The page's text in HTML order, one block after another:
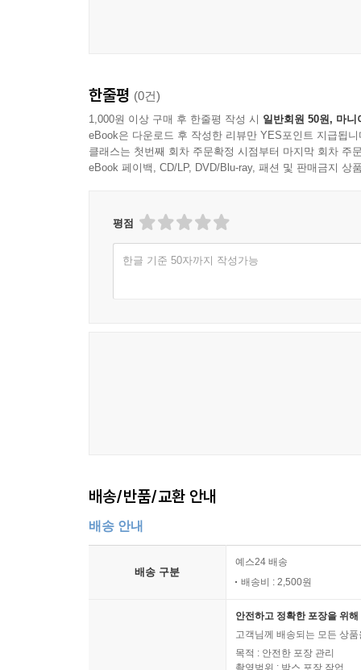
한줄평 (0건)
1,000원 이상 구매 후 한줄평 작성 시 일반회원 50원, 마니
eBook은 다운로드 후 작성한 리뷰만 YES포인트 지급됩니
클래스는 첫번째 회차 주문확정 시점부터 마지막 회차 주
eBook 페이백, CD/LP, DVD/Blu-ray, 패션 및 판매금지 상
평점
한글 기준 50자까지 작성가능
배송/반품/교환 안내
배송 안내
배송 구분
예스24 배송
배송비 : 2,500원
안전하고 정확한 포장을 위
고객님께 배송되는 모든 상
목적 : 안전한 포장 관리
촬영범위 : 박스 포장 작업